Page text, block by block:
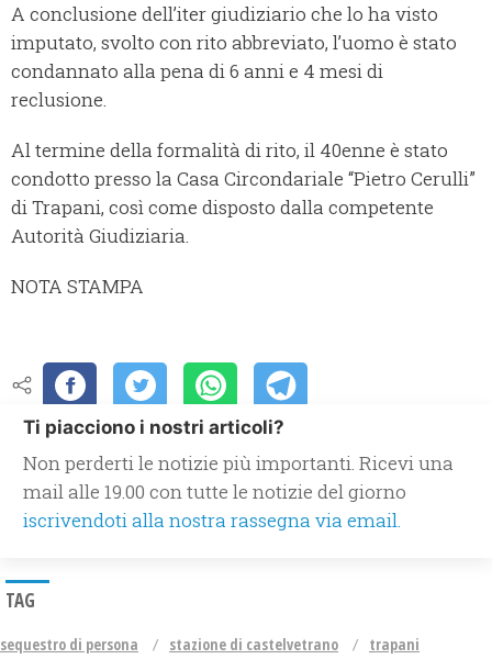
A conclusione dell’iter giudiziario che lo ha visto
imputato, svolto con rito abbreviato, l’uomo è stato
condannato alla pena di 6 anni e 4 mesi di
reclusione.
Al termine della formalità di rito, il 40enne è stato
condotto presso la Casa Circondariale “Pietro Cerulli”
di Trapani, così come disposto dalla competente
Autorità Giudiziaria.
NOTA STAMPA
Ti piacciono i nostri articoli?
Non perderti le notizie più importanti. Ricevi una
mail alle 19.00 con tutte le notizie del giorno
iscrivendoti alla nostra rassegna via email.
TAG
sequestro di persona stazione di castelvetrano trapani